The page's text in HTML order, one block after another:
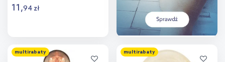
11,94 zł
Dodaj do
multirabaty multirabaty